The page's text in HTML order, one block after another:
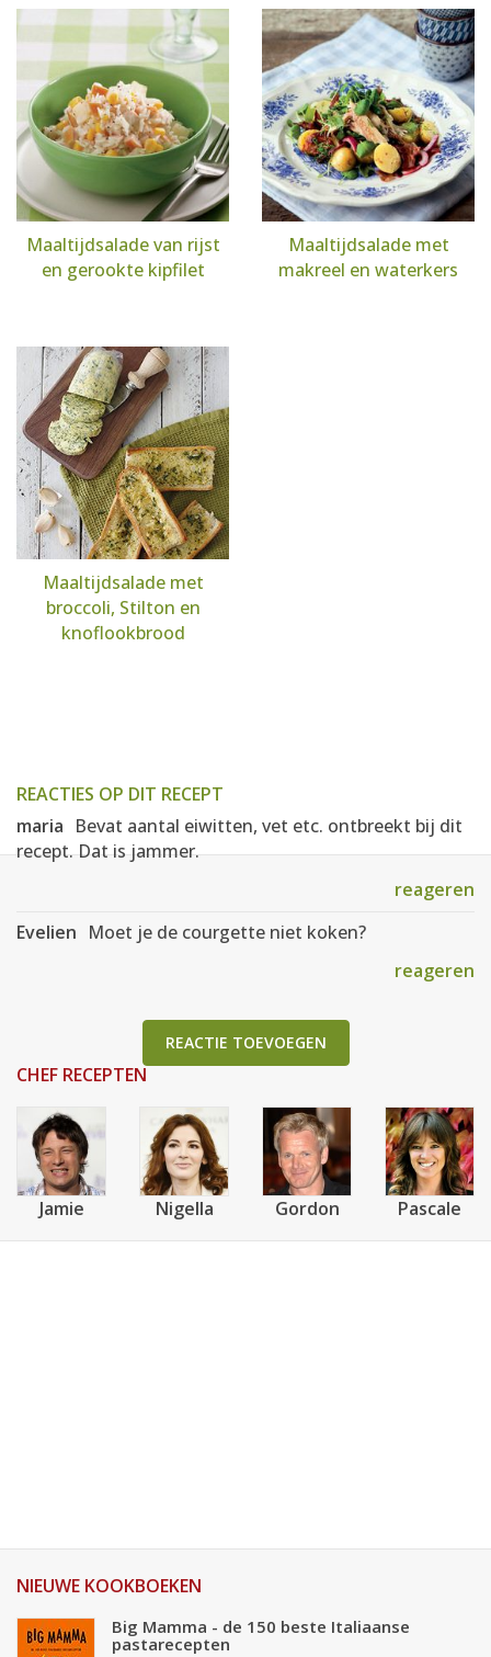
Maaltijdsalade van rijst
en gerookte kipfilet
Maaltijdsalade met
makreel en waterkers
Maaltijdsalade met
broccoli, Stilton en
knoflookbrood
REACTIES OP DIT RECEPT
maria Bevat aantal eiwitten, vet etc. ontbreekt bij dit
recept. Dat is jammer.
reageren
Evelien Moet je de courgette niet koken?
reageren
REACTIE TOEVOEGEN
CHEF RECEPTEN
Jamie Nigella Gordon Pascale
NIEUWE KOOKBOEKEN
Big Mamma - de 150 beste Italiaanse
pastarecepten